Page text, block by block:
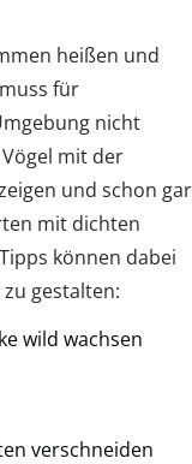
heißen und
für
nicht
mit der
und schon gar
mit dichten
können dabei
gestalten:
wild wachsen
verschneiden